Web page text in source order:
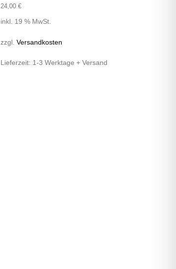
24,00 €
inkl. 19 % MwSt.
zzgl. Versandkosten
Lieferzeit: 1-3 Werktage + Versand